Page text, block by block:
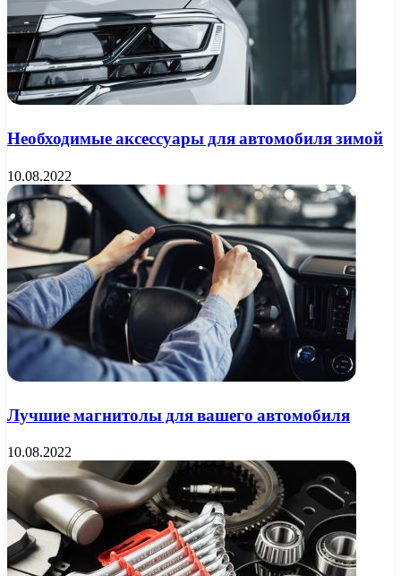
Необходимые аксессуары для автомобиля зимой
10.08.2022
Лучшие магнитолы для вашего автомобиля
10.08.2022